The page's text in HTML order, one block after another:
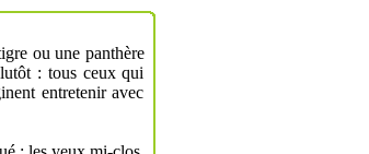
ou une panthère
: tous ceux qui
entretenir avec